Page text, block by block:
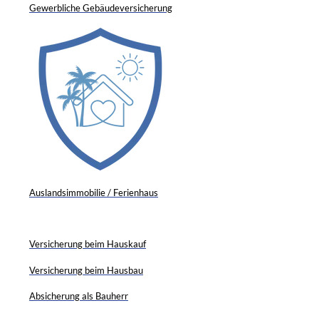
Gewerbliche Gebäudeversicherung
Auslandsimmobilie / Ferienhaus
Versicherung beim Hauskauf
Versicherung beim Hausbau
Absicherung als Bauherr